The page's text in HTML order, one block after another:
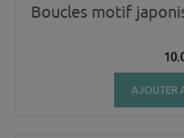
Boucles motif
AJOUTER